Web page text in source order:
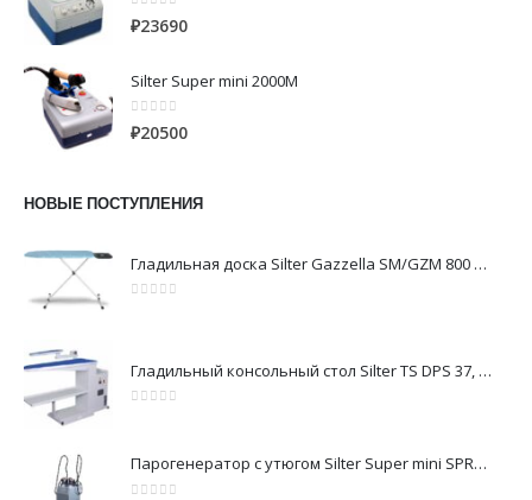
0из 5
₽23690
Silter Super mini 2000M
0из 5
₽20500
НОВЫЕ ПОСТУПЛЕНИЯ
Гладильная доска Silter Gazzella SM/GZM 800 DS
Гладильный консольный стол Silter TS DPS 37, 1200x400 мм
Парогенератор с утюгом Silter Super mini SPR/MN 2110 CR 10 литров с 2-мя утюгами